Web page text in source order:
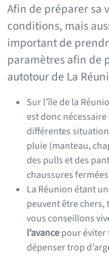
Afin de préparer sa
conditions, mais
important de
paramètres afin de
autotour de La
Sur l’île de la
est donc
différentes
pluie (manteau,
des pulls et des
chaussures
La Réunion étant
peuvent être chers,
vous conseillons
l’avancepour éviter
dépenser trop